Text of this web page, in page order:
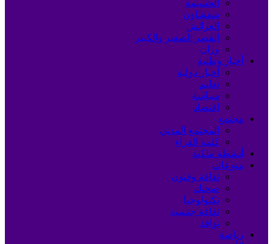
الحسيمة
شفشاون
العرائش
القصر الصغير والكبير
وزان
أخبار وطنية
أخبار دولية
تعليم
سياسة
اقتصاد
مجتمع
المجتمع المدني
كلمة القراء
أنشطة ملكية
منوعات
ثقافة وفنون
صحتك
تكنولوجيا
ثقافة جنسية
نوافذ
رياضة